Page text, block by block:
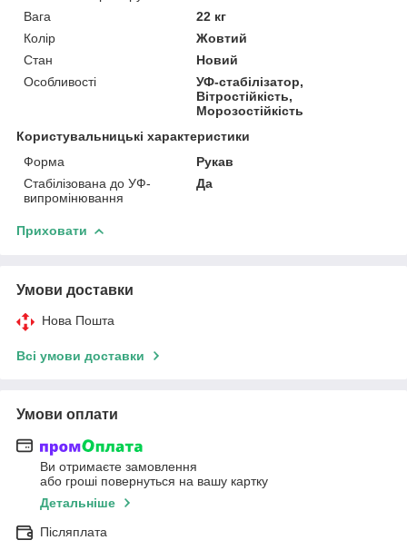
Вага
22 кг
Колір
Жовтий
Стан
Новий
Особливості
УФ-стабілізатор,
Вітростійкість,
Морозостійкість
Користувальницькі характеристики
Форма
Рукав
Стабілізована до УФ-
випромінювання
Да
Приховати
Умови доставки
Нова Пошта
Всі умови доставки
Умови оплати
Ви отримаєте замовлення
або гроші повернуться на вашу картку
Детальніше
Післяплата